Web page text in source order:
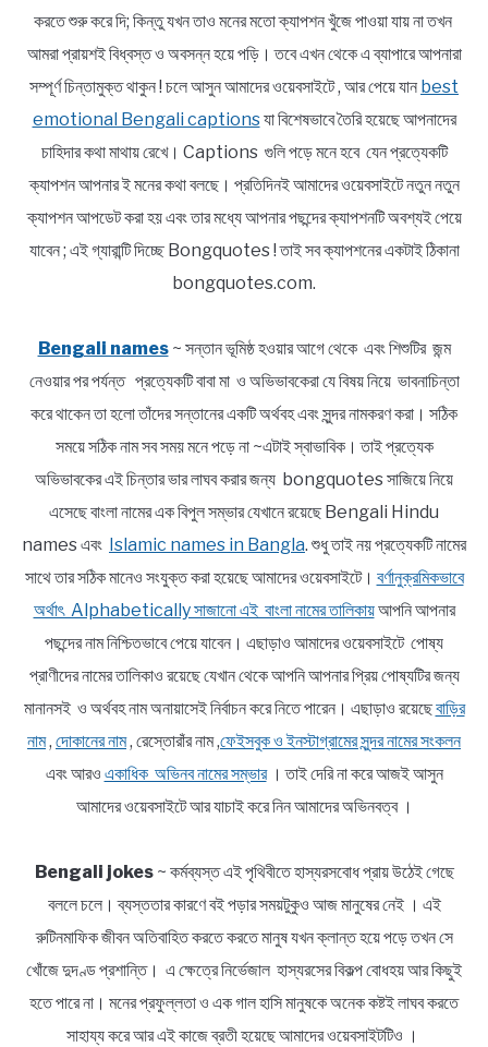
করতে শুরু করে দি; কিন্তু যখন তাও মনের মতো ক্যাপশন খুঁজে পাওয়া যায় না তখন
আমরা প্রায়শই বিধ্বস্ত ও অবসন্ন হয়ে পড়ি। তবে এখন থেকে এ ব্যাপারে আপনারা
সম্পূর্ণ চিন্তামুক্ত থাকুন ! চলে আসুন আমাদের ওয়েবসাইটে , আর পেয়ে যান best
emotional Bengali captionsযা বিশেষভাবে তৈরি হয়েছে আপনাদের
চাহিদার কথা মাথায় রেখে। Captions গুলি পড়ে মনে হবে যেন প্রত্যেকটি
ক্যাপশন আপনার ই মনের কথা বলছে। প্রতিদিনই আমাদের ওয়েবসাইটে নতুন নতুন
ক্যাপশন আপডেট করা হয় এবং তার মধ্যে আপনার পছন্দের ক্যাপশনটি অবশ্যই পেয়ে
যাবেন ; এই গ্যারান্টি দিচ্ছে Bongquotes ! তাই সব ক্যাপশনের একটাই ঠিকানা
bongquotes.com.
Bengali names~ সন্তান ভূমিষ্ঠ হওয়ার আগে থেকে এবং শিশুটির জন্ম
নেওয়ার পর পর্যন্ত প্রত্যেকটি বাবা মা ও অভিভাবকেরা যে বিষয় নিয়ে ভাবনাচিন্তা
করে থাকেন তা হলো তাঁদের সন্তানের একটি অর্থবহ এবং সুন্দর নামকরণ করা। সঠিক
সময়ে সঠিক নাম সব সময় মনে পড়ে না ~এটাই স্বাভাবিক। তাই প্রত্যেক
অভিভাবকের এই চিন্তার ভার লাঘব করার জন্য bongquotes সাজিয়ে নিয়ে
এসেছে বাংলা নামের এক বিপুল সম্ভার যেখানে রয়েছে Bengali Hindu
names এবং Islamic names in Bangla. শুধু তাই নয় প্রত্যেকটি নামের
সাথে তার সঠিক মানেও সংযুক্ত করা হয়েছে আমাদের ওয়েবসাইটে। বর্ণানুক্রমিকভাবে
অর্থাৎ Alphabetically সাজানো এই বাংলা নামের তালিকায়আপনি আপনার
পছন্দের নাম নিশ্চিতভাবে পেয়ে যাবেন। এছাড়াও আমাদের ওয়েবসাইটে পোষ্য
প্রাণীদের নামের তালিকাও রয়েছে যেখান থেকে আপনি আপনার প্রিয় পোষ্যটির জন্য
মানানসই ও অর্থবহ নাম অনায়াসেই নির্বাচন করে নিতে পারেন। এছাড়াও রয়েছেবাড়ির
নাম, দোকানের নাম, রেস্তোরাঁর নাম ,ফেইসবুক ও ইনস্টাগ্রামের সুন্দর নামের সংকলন
এবং আরও একাধিক অভিনব নামের সম্ভার। তাই দেরি না করে আজই আসুন
আমাদের ওয়েবসাইটে আর যাচাই করে নিন আমাদের অভিনবত্ব ।
Bengali jokes~ কর্মব্যস্ত এই পৃথিবীতে হাস্যরসবোধ প্রায় উঠেই গেছে
বললে চলে। ব্যস্ততার কারণে বই পড়ার সময়টুকুও আজ মানুষের নেই । এই
রুটিনমাফিক জীবন অতিবাহিত করতে করতে মানুষ যখন ক্লান্ত হয়ে পড়ে তখন সে
খোঁজে দুদণ্ড প্রশান্তি। এ ক্ষেত্রে নির্ভেজাল হাস্যরসের বিকল্প বোধহয় আর কিছুই
হতে পারে না। মনের প্রফুল্লতা ও এক গাল হাসি মানুষকে অনেক কষ্টই লাঘব করতে
সাহায্য করে আর এই কাজে ব্রতী হয়েছে আমাদের ওয়েবসাইটটিও ।